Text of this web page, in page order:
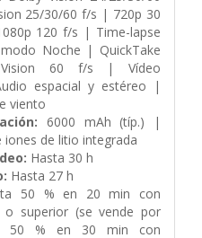
25/30/60 f/s | 720p 30
120 f/s | Time-lapse
Noche | QuickTake
60 f/s | Vídeo
espacial y estéreo |
viento
6000 mAh (típ.) |
iones de litio integrada
Hasta 30 h
Hasta 27 h
50 % en 20 min con
superior (se vende por
50 % en 30 min con